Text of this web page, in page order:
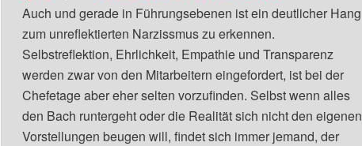
Auch und gerade in Führungsebenen ist ein deutlicher Hang
zum unreflektierten Narzissmus zu erkennen.
Selbstreflektion, Ehrlichkeit, Empathie und Transparenz
werden zwar von den Mitarbeitern eingefordert, ist bei der
Chefetage aber eher selten vorzufinden. Selbst wenn alles
den Bach runtergeht oder die Realität sich nicht den eigenen
Vorstellungen beugen will, findet sich immer jemand, der